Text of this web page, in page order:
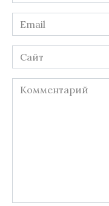
Email
*
Сайт
Комментарий